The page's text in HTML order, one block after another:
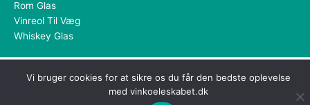
Rom Glas
Vinreol Til Væg
Whiskey Glas
Hotel, Grandstand, 6th floor, Nad Al Sheba | Dubai | UAE
Copyright © 2026 Vinkøleskabet | All rights reserved
Vi bruger cookies for at sikre os du får den bedste oplevelse
med vinkoeleskabet.dk